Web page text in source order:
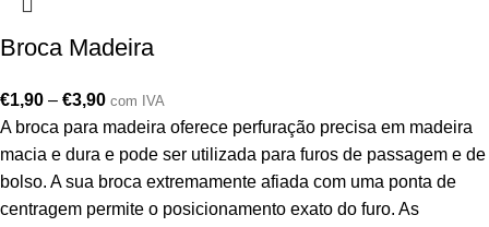
Broca Madeira
€1,90 – €3,90 com IVA
A broca para madeira oferece perfuração precisa em madeira
macia e dura e pode ser utilizada para furos de passagem e de
bolso. A sua broca extremamente afiada com uma ponta de
centragem permite o posicionamento exato do furo. As